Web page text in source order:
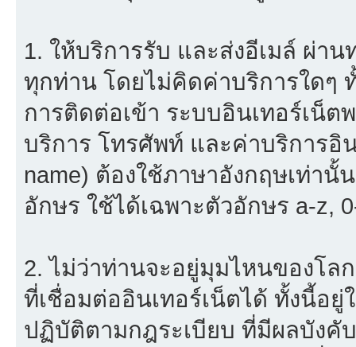
1. ให้บริการรับ และส่งอีเมล์ ผ่า
ทุกท่าน โดยไม่คิดค่าบริการใดๆ
การติดต่อเข้า ระบบอินเทอร์เน็
บริการ โทรศัพท์ และค่าบริการอิ
name) ต้องใช้ภาษาอังกฤษเท่านั้
อักษร ใช้ได้เฉพาะตัวอักษร a-z,
2. ไม่ว่าท่านจะอยู่มุมไหนของโล
ที่เชื่อมต่ออินเทอร์เน็ตได้ ทั้งนี้อ
ปฏิบัติตามกฎระเบียบ ที่มีผลบังคั